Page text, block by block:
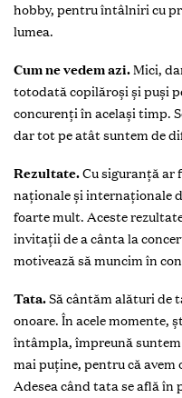
hobby, pentru întâlniri cu
lumea.
Cum ne vedem azi.Mici,
totodată copilăroși și puși
concurenți în același timp.
dar tot pe atât suntem de
Rezultate.Cu siguranță ar
naționale și internaționale
foarte mult. Aceste
invitații de a cânta la
motivează să muncim în
Tata.Să cântăm alături de
onoare. În acele momente,
întâmpla, împreună
mai puține, pentru că avem
Adesea când tata se află în